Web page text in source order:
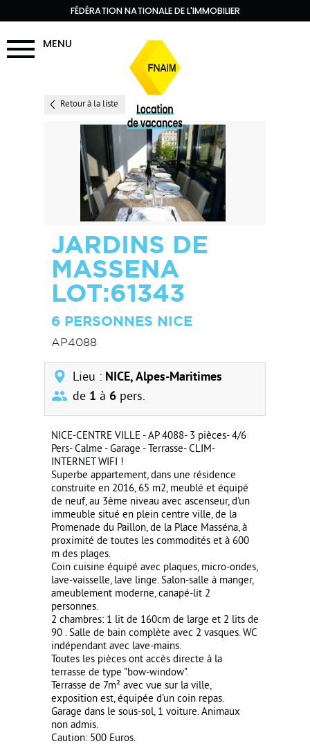
FÉDÉRATION NATIONALE DE L'IMMOBILIER
MENU
Retour à la liste
JARDINS DE
MASSENA
LOT:61343
6 PERSONNES NICE
AP4088
Lieu : NICE, Alpes-Maritimes
de 1 à 6 pers.
NICE-CENTRE VILLE - AP 4088- 3 pièces- 4/6
Pers- Calme - Garage - Terrasse- CLIM-
INTERNET WIFI !
Superbe appartement, dans une résidence
construite en 2016, 65 m2, meublé et équipé
de neuf, au 3ème niveau avec ascenseur, d'un
immeuble situé en plein centre ville, de la
Promenade du Paillon, de la Place Masséna, à
proximité de toutes les commodités et à 600
m des plages.
Coin cuisine équipé avec plaques, micro-ondes,
lave-vaisselle, lave linge. Salon-salle à manger,
ameublement moderne, canapé-lit 2
personnes.
2 chambres: 1 lit de 160cm de large et 2 lits de
90 . Salle de bain complète avec 2 vasques. WC
indépendant avec lave-mains.
Toutes les pièces ont accès directe à la
terrasse de type "bow-window".
Terrasse de 7m² avec vue sur la ville,
exposition est, équipée d'un coin repas.
Garage dans le sous-sol, 1 voiture. Animaux
non admis.
Caution: 500 Euros.